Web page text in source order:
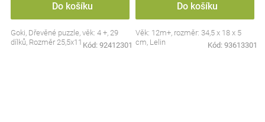
Do košíku
Goki, Dřevěné puzzle, věk: 4 +, 29
dílků, Rozměr 25,5x11 cm
Kód: 92412301
Do košíku
Věk: 12m+, rozměr: 34,5 x 18 x 5
cm, Lelin
Kód: 93613301